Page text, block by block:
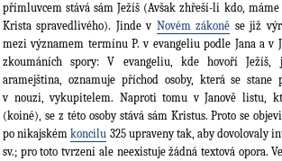
přímluvcem stává sám Ježíš (Avšak zhřeší-li kdo,
Krista spravedlivého). Jinde v Novém zákoně se již
mezi významem termínu P. v evangeliu podle Jana a v
zkoumáních spory: V evangeliu, kde hovoří Ježíš,
aramejština, oznamuje příchod osoby, která se stane
v nouzi, vykupitelem. Naproti tomu v Janově listu,
(koiné), se z této osoby stává sám Kristus. Proto se
po nikajskémkoncilu 325 upraveny tak, aby dovolovaly
sv.; pro toto tvrzení ale neexistuje žádná textová opora.